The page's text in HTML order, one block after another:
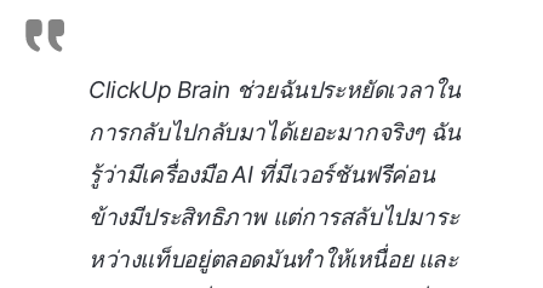
ClickUp Brain ช่วยฉันประหยัดเวลาใน
การกลับไปกลับมาได้เยอะมากจริงๆ ฉัน
รู้ว่ามีเครื่องมือ AI ที่มีเวอร์ชันฟรีค่อน
ข้างมีประสิทธิภาพ แต่การสลับไปมาระ
หว่างแท็บอยู่ตลอดมันทำให้เหนื่อย และ